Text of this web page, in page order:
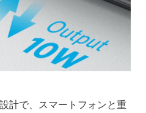
計で、スマートフォンと重